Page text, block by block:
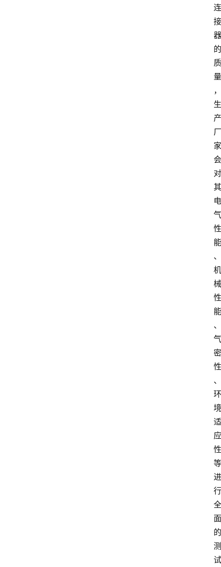
连
接
器
的
质
量
，
生
产
厂
家
会
对
其
电
气
性
能
、
机
械
性
能
、
气
密
性
、
环
境
适
应
性
等
进
行
全
面
的
测
试